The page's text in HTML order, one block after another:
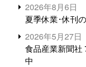
2026年8月6日
夏季休業･休刊
2026年5月27日
食品産業新聞社
中